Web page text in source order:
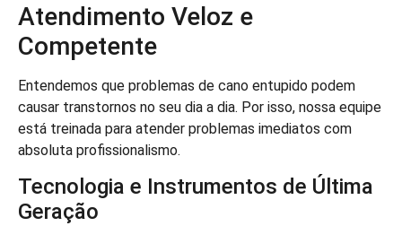
Atendimento Veloz e
Competente
Entendemos que problemas de cano entupido podem
causar transtornos no seu dia a dia. Por isso, nossa equipe
está treinada para atender problemas imediatos com
absoluta profissionalismo.
Tecnologia e Instrumentos de Última
Geração